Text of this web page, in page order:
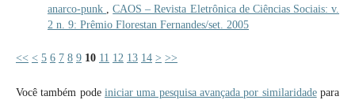
anarco-punk
,CAOS – Revista Eletrônica de Ciências Sociais: v.
2 n. 9: Prêmio Florestan Fernandes/set. 2005
<< < 5 6 7 8 9 10 11 12 13 14 > >>
Você também pode iniciar uma pesquisa avançada por similaridadepara